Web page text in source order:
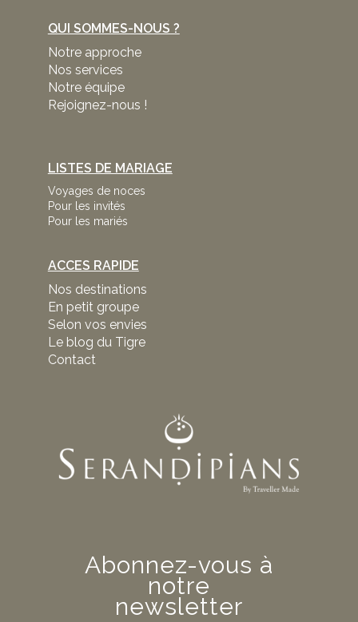
QUI SOMMES-NOUS ?
Notre approche
Nos services
Notre équipe
Rejoignez-nous !
LISTES DE MARIAGE
Voyages de noces
Pour les invités
Pour les mariés
ACCES RAPIDE
Nos destinations
En petit groupe
Selon vos envies
Le blog du Tigre
Contact
Abonnez-vous à
notre
newsletter